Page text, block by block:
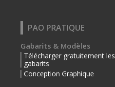
PAO PRATIQUE
Gabarits & Modèles
Télécharger gratuitement les
gabarits
Conception Graphique